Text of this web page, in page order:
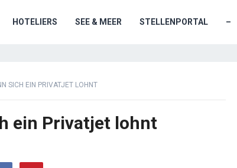
HOTELIERS SEE & MEER STELLENPORTAL –
SICH EIN PRIVATJET LOHNT
ein Privatjet lohnt